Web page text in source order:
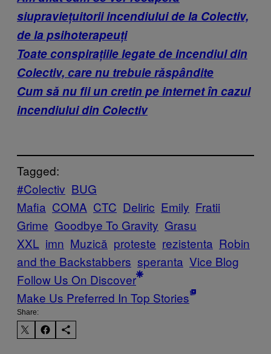
siupraviețuitorii incendiului de la Colectiv,
de la psihoterapeuți
Toate conspirațiile legate de incendiul din
Colectiv, care nu trebuie răspândite
Cum să nu fii un cretin pe internet în cazul
incendiului din Colectiv
Tagged:
#Colectiv BUG
Mafia COMA CTC Deliric Emily Fratii
Grime Goodbye To Gravity Grasu
XXL imn Muzică proteste rezistenta Robin
and the Backstabbers speranta Vice Blog
Follow Us On Discover
Make Us Preferred In Top Stories
Share: